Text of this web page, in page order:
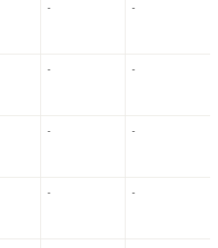
- -
- -
- -
- -